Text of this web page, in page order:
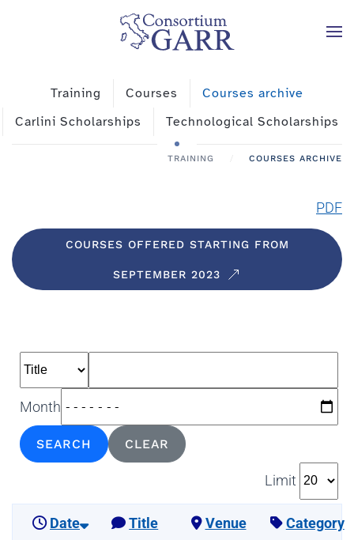
Skip to main content
Training Courses
Courses archive
Carlini Scholarships
Technological Scholarships
TRAINING COURSES ARCHIVE
PDF
COURSES OFFERED STARTING FROM
SEPTEMBER 2023
Month
SEARCH CLEAR
Limit
Date Title Venue Category